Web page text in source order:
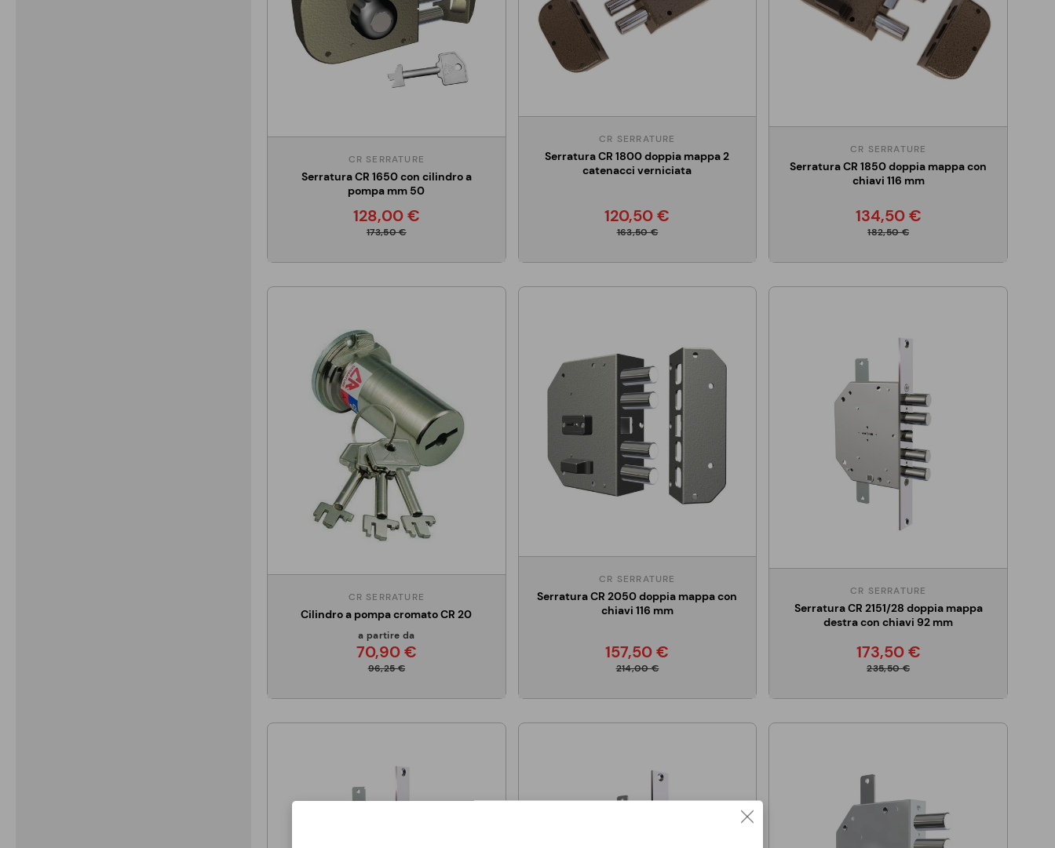
CR SERRATURE
Serratura CR 1650 con cilindro a
pompa mm 50
128,00 €
173,50 €
CR SERRATURE
Serratura CR 1800 doppia mappa 2
catenacci verniciata
120,50 €
163,50 €
CR SERRATURE
Serratura CR 1850 doppia mappa con
chiavi 116 mm
134,50 €
182,50 €
CR SERRATURE
Cilindro a pompa cromato CR 20
a partire da
70,90 €
96,25 €
CR SERRATURE
Serratura CR 2050 doppia mappa con
chiavi 116 mm
157,50 €
214,00 €
CR SERRATURE
Serratura CR 2151/28 doppia mappa
destra con chiavi 92 mm
173,50 €
235,50 €